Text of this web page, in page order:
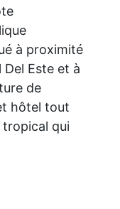
à proximité
Este et à
de
hôtel tout
qui